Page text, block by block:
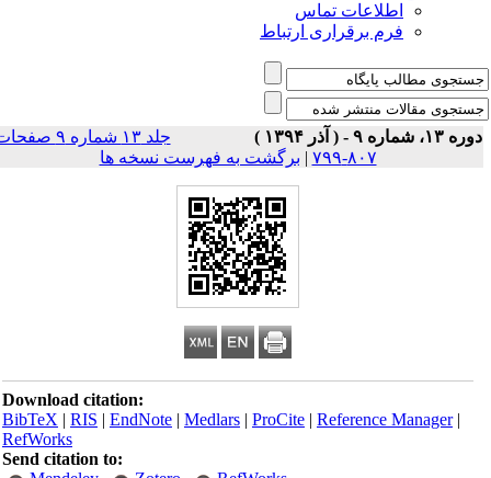
اطلاعات تماس
فرم برقراری ارتباط
۱۳، شماره ۹ - ( آذر ۱۳۹۴ )
جلد ۱۳ شماره ۹ صفحات
۸۰۷-۷۹۹
|برگشت به فهرست نسخه ها
Download citation:
BibTeX|RIS|EndNote|Medlars|ProCite|Reference Manager
RefWorks
Send citation to: